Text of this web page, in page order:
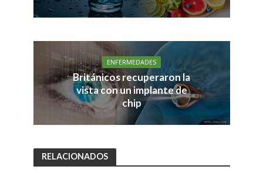
ENFERMEDADES
Británicos recuperaron la
vista con un implante de
chip
RELACIONADOS